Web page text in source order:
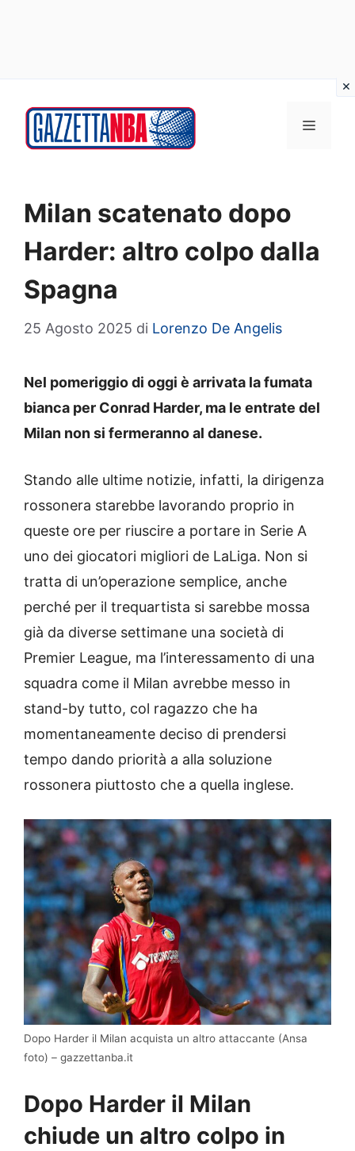
contenuto
MENU
Milan scatenato dopo
Harder: altro colpo dalla
Spagna
25 Agosto 2025 di Lorenzo De Angelis
Nel pomeriggio di oggi è arrivata la fumata
bianca per Conrad Harder, ma le entrate del
Milan non si fermeranno al danese.
Stando alle ultime notizie, infatti, la dirigenza
rossonera starebbe lavorando proprio in
queste ore per riuscire a portare in Serie A
uno dei giocatori migliori de LaLiga. Non si
tratta di un’operazione semplice, anche
perché per il trequartista si sarebbe mossa
già da diverse settimane una società di
Premier League, ma l’interessamento di una
squadra come il Milan avrebbe messo in
stand-by tutto, col ragazzo che ha
momentaneamente deciso di prendersi
tempo dando priorità a alla soluzione
rossonera piuttosto che a quella inglese.
Dopo Harder il Milan acquista un altro attaccante (Ansa
foto) – gazzettanba.it
Dopo Harder il Milan
chiude un altro colpo in